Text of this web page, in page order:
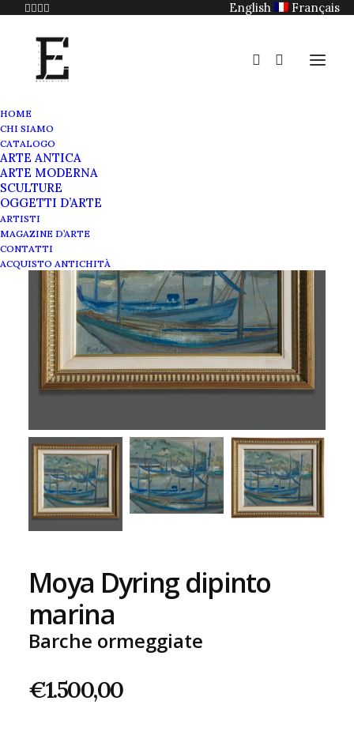
English Français
HOME
CHI SIAMO
CATALOGO
ARTE ANTICA
ARTE MODERNA
SCULTURE
OGGETTI D’ARTE
ARTISTI
MAGAZINE D’ARTE
CONTATTI
ACQUISTO ANTICHITÀ
Moya Dyring dipinto
marina
Barche ormeggiate
€1.500,00